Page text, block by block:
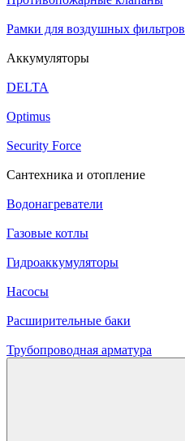
Рамки для воздушных фильтров
Аккумуляторы
DELTA
Optimus
Security Force
Сантехника и отопление
Водонагреватели
Газовые котлы
Гидроаккумуляторы
Насосы
Расширительные баки
Трубопроводная арматура